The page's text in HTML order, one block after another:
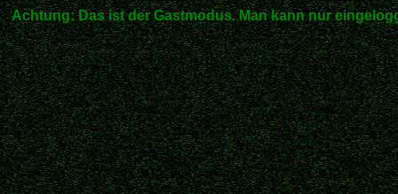
Achtung: Das ist der Gastmodus. Man kann nur